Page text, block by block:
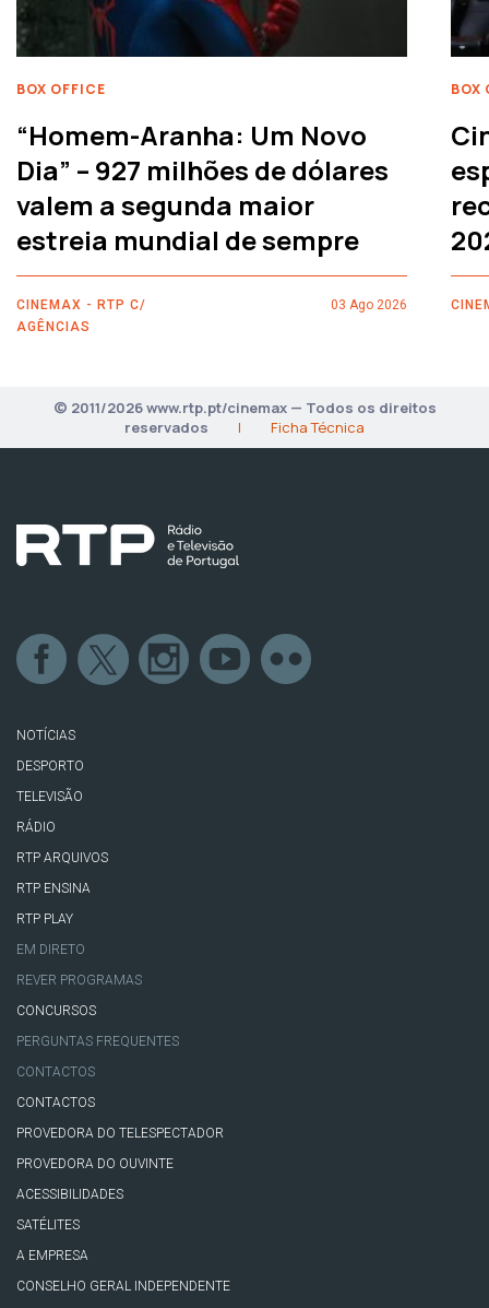
BOX OFFICE
“Homem-Aranha: Um Novo
Dia” – 927 milhões de dólares
valem a segunda maior
estreia mundial de sempre
CINEMAX - RTP C/
AGÊNCIAS
03 Ago 2026
BOX
© 2011/2026 www.rtp.pt/cinemax — Todos os direitos
reservados
| Ficha Técnica
NOTÍCIAS
DESPORTO
TELEVISÃO
RÁDIO
RTP ARQUIVOS
RTP ENSINA
RTP PLAY
EM DIRETO
REVER PROGRAMAS
CONCURSOS
PERGUNTAS FREQUENTES
CONTACTOS
CONTACTOS
PROVEDORA DO TELESPECTADOR
PROVEDORA DO OUVINTE
ACESSIBILIDADES
SATÉLITES
A EMPRESA
CONSELHO GERAL INDEPENDENTE